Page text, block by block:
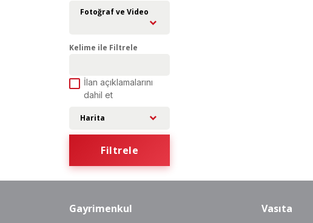
Fotoğraf ve Video
Kelime ile Filtrele
İlan açıklamalarını
dahil et
Harita
Filtrele
Gayrimenkul
Vasıta